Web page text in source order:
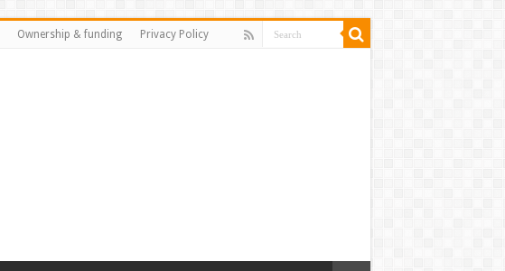
Ownership & funding Privacy Policy